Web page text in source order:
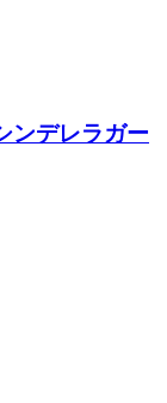
ンデレラガー